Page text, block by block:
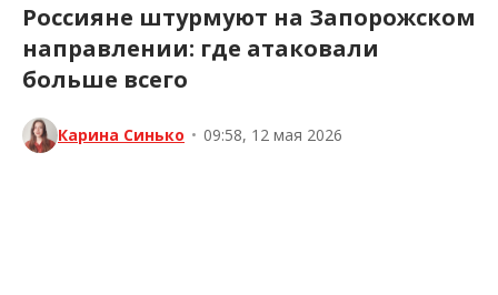
Россияне штурмуют на Запорожском
направлении: где атаковали
больше всего
Карина Синько • 09:58, 12 мая 2026